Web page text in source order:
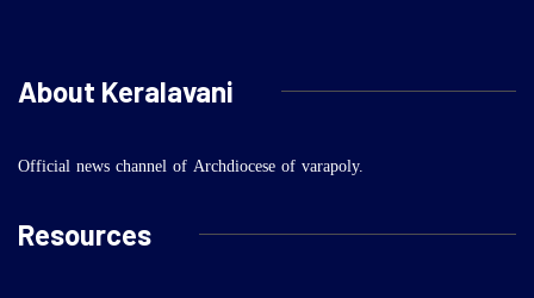
About Keralavani
Official news channel of Archdiocese of varapoly.
Resources